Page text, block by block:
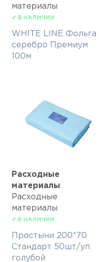
материалы
✔ В НАЛИЧИИ
WHITE LINE Фольга
серебро Премиум
100м
Расходные
материалы
Расходные
материалы
✔ В НАЛИЧИИ
Простыни 200*70
Стандарт 50шт/уп
голубой